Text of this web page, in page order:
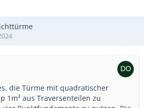
die Türme mit quadratischer
1m² aus Traversenteilen zu